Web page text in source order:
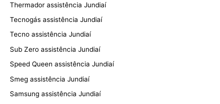
Thermador assistência Jundiaí
Tecnogás assistência Jundiaí
Tecno assistência Jundiaí
Sub Zero assistência Jundiaí
Speed Queen assistência Jundiaí
Smeg assistência Jundiaí
Samsung assistência Jundiaí